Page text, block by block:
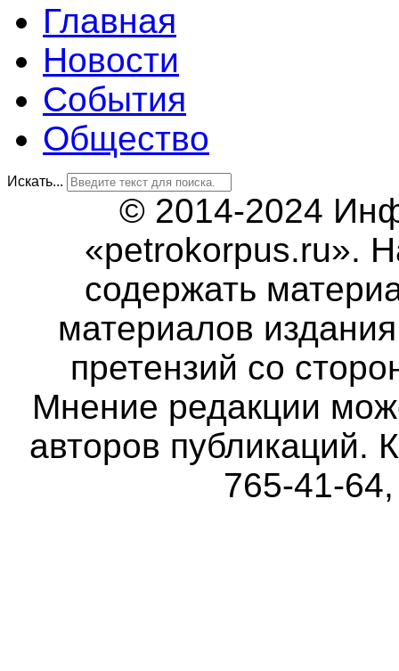
Главная
Новости
События
Общество
Искать...
© 2014-2024
«petrokorpus.ru».
содержать
материалов
претензий со
Мнение редакции
авторов публикаций.
765-41-